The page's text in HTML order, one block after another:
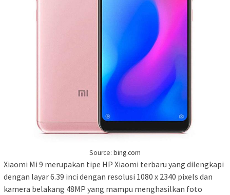
Source: bing.com
Xiaomi Mi 9 merupakan tipe HP Xiaomi terbaru yang dilengkapi
dengan layar 6.39 inci dengan resolusi 1080 x 2340 pixels dan
kamera belakang 48MP yang mampu menghasilkan foto